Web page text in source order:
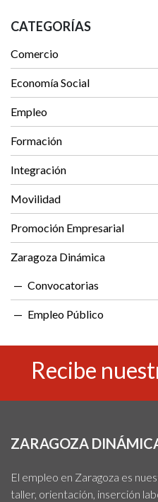
CATEGORÍAS
Comercio
Economía Social
Empleo
Formación
Integración
Movilidad
Promoción Empresarial
Zaragoza Dinámica
Convocatorias
Empleo Público
Recibe
ZARAGOZA
El empleo en Zaragoza es
taller, orientación, inserción